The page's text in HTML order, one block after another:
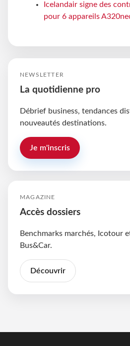
Icelandair signe des
pour 6 appareils
NEWSLETTER
La quotidienne pro
Débrief business, tendances
nouveautés destinations.
Je m'inscris
MAGAZINE
Accès dossiers
Benchmarks marchés, Icotour
Bus&Car.
Découvrir